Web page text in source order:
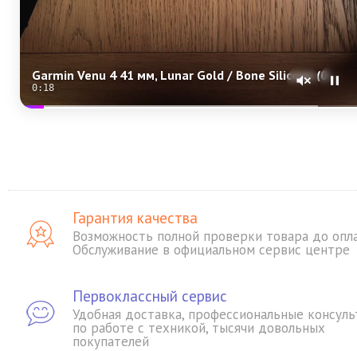
Garmin Venu 4 41 мм, Lunar Gold / Bone Silicone (010-03013-00)
0:17
Гарантия качества
Возможность полной проверки товара до
Обслуживание в официальном сервис центре
Первоклассный сервис
Удобная доставка, профессиональные
по работе с техникой, тысячи довольных
покупателей